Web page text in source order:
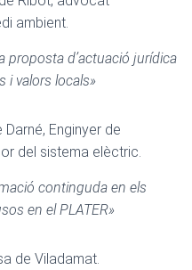
ambient.
proposta d’actuació jurídica
i valors locals»
Enginyer de
del sistema elèctric.
continguda en els
en el PLATER»
de Viladamat.